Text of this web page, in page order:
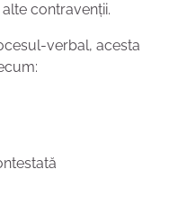
contravenții.
verbal, acesta